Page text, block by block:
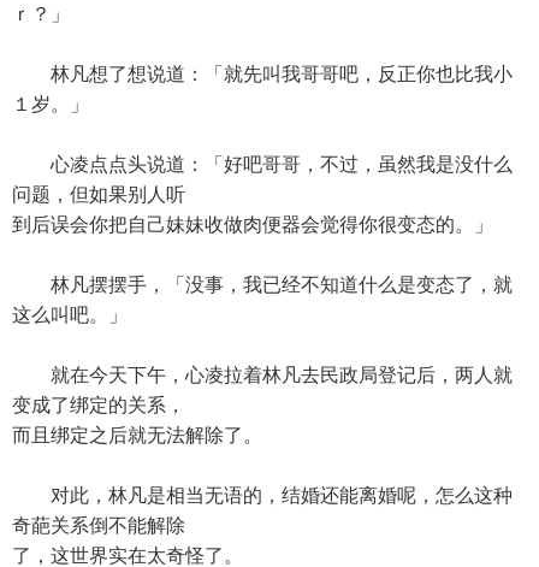
ｒ？」
林凡想了想说道：「就先叫我哥哥吧，反正你也比我小
１岁。」
心凌点点头说道：「好吧哥哥，不过，虽然我是没什么
问题，但如果别人听
到后误会你把自己妹妹收做肉便器会觉得你很变态的。」
林凡摆摆手，「没事，我已经不知道什么是变态了，就
这么叫吧。」
就在今天下午，心凌拉着林凡去民政局登记后，两人就
变成了绑定的关系，
而且绑定之后就无法解除了。
对此，林凡是相当无语的，结婚还能离婚呢，怎么这种
奇葩关系倒不能解除
了，这世界实在太奇怪了。